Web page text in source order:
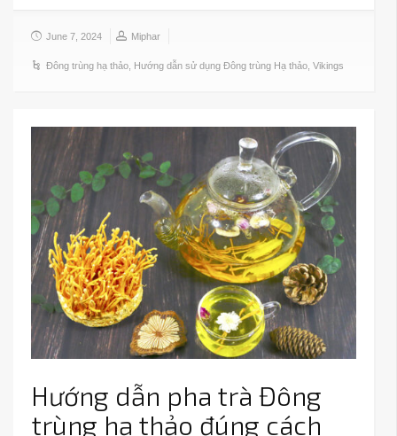
June 7, 2024 Miphar
Đông trùng hạ thảo Hướng dẫn sử dụng Đông trùng Hạ thảo Vikings
Hướng dẫn pha trà Đông
trùng hạ thảo đúng cách